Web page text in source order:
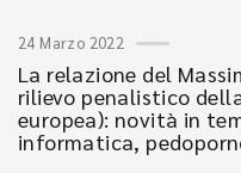
24 Marzo 2022
La relazione del
rilievo penalistico
europea): novità in
informatica,